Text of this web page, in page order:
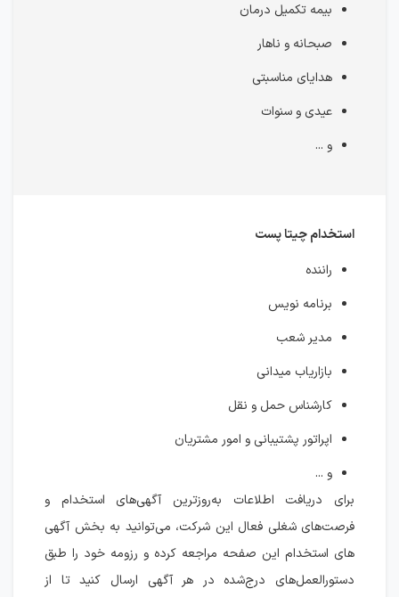
بیمه تکمیل درمان
صبحانه و ناهار
هدایای مناسبتی
عیدی و سنوات
و ...
استخدام چیتا پست
راننده
برنامه نویس
مدیر شعب
بازاریاب میدانی
کارشناس حمل و نقل
اپراتور پشتیبانی و امور مشتریان
و ...
برای دریافت اطلاعات به‌روزترین آگهی‌های استخدام و
فرصت‌های شغلی فعال این شرکت، می‌توانید به بخش آگهی
های استخدام این صفحه مراجعه کرده و رزومه خود را طبق
دستورالعمل‌های درج‌شده در هر آگهی ارسال کنید تا از